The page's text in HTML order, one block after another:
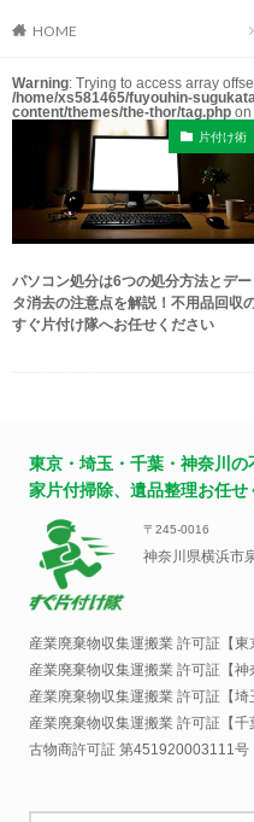
HOME
Warning: Trying to access array
/home/xs581465/fuyouhin-
content/themes/the-thor/tag.php on
片付け術
パソコン処分は6つの処分方法とデー
タ消去の注意点を解説！不用品回収
すぐ片付け隊へお任せください
東京・埼玉・千葉・神奈川の
家片付掃除、遺品整理お任せ
〒245-0016
神奈川県横浜市
産業廃棄物収集運搬業 許可証【東
産業廃棄物収集運搬業 許可証【神
産業廃棄物収集運搬業 許可証【埼
産業廃棄物収集運搬業 許可証【千
古物商許可証 第451920003111号